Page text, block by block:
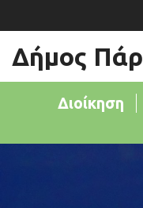
Δήμος
Διοίκηση